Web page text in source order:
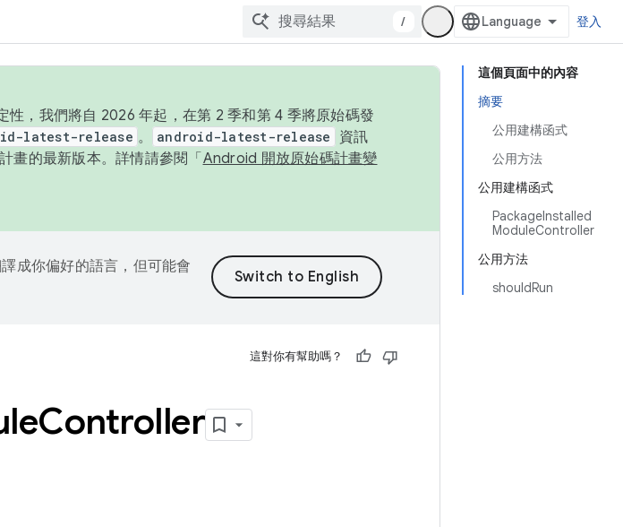
/ 登入
這個頁面中的內容
摘要
公用建構函式
公用方法
公用建構函式
PackageInstalled
ModuleController
公用方法
shouldRun
，我們將自 2026 年起，在第 2 季和第 4 季將原始碼發
latest-release 。 android-latest-release
資訊
畫的最新版本。詳情請參閱「 Android 開放原始碼計畫變
成你偏好的語言，但可能會
這對你有幫助嗎？
Controller